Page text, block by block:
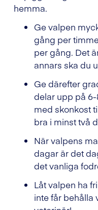
hemma.
Ge valpen
gång per
per gång. Det
annars ska du
Ge därefter
delar upp på
med skonkost
bra i minst två
När valpens
dagar är det
det vanliga
Låt valpen ha
inte får behålla